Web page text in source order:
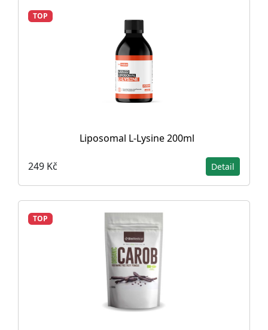
TOP
Liposomal L-Lysine 200ml
249 Kč Detail
TOP